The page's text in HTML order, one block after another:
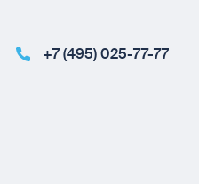
+7 (495) 025-77-77